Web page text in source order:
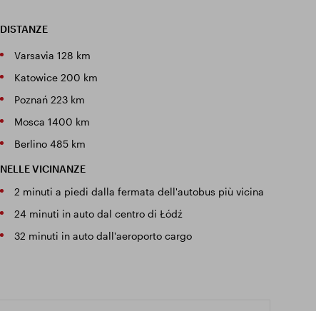
DISTANZE
Varsavia 128 km
Katowice 200 km
Poznań 223 km
Mosca 1400 km
Berlino 485 km
NELLE VICINANZE
2 minuti a piedi dalla fermata dell'autobus più vicina
24 minuti in auto dal centro di Łódź
32 minuti in auto dall'aeroporto cargo